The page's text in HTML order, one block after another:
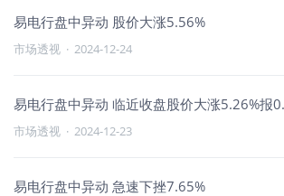
易电行盘中异动 股价大涨5.56%
市场透视 · 2024-12-24
易电行盘中异动 临近收盘股价大涨5.26%报
市场透视 · 2024-12-23
易电行盘中异动 急速下挫7.65%